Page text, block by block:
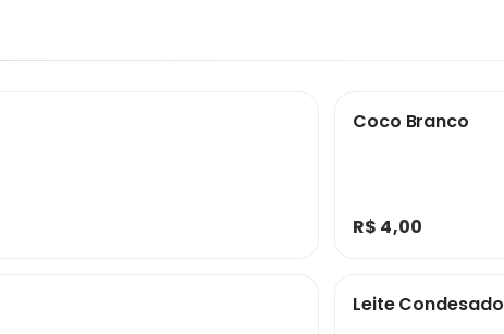
Coco Branco
R$ 4,00
Leite Condesado